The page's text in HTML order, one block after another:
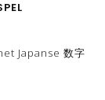
Japanse 数字